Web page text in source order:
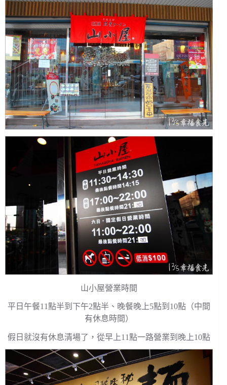
山小屋營業時間
平日午餐11點半到下午2點半、晚餐晚上5點到10點（中間
有休息時間）
假日就沒有休息清場了，從早上11點一路營業到晚上10點